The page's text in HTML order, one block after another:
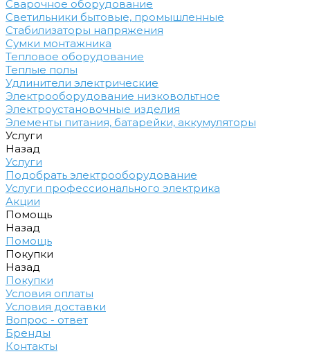
Сварочное оборудование
Светильники бытовые, промышленные
Стабилизаторы напряжения
Сумки монтажника
Тепловое оборудование
Теплые полы
Удлинители электрические
Электрооборудование низковольтное
Электроустановочные изделия
Элементы питания, батарейки, аккумуляторы
Услуги
Назад
Услуги
Подобрать электрооборудование
Услуги профессионального электрика
Акции
Помощь
Назад
Помощь
Покупки
Назад
Покупки
Условия оплаты
Условия доставки
Вопрос - ответ
Бренды
Контакты